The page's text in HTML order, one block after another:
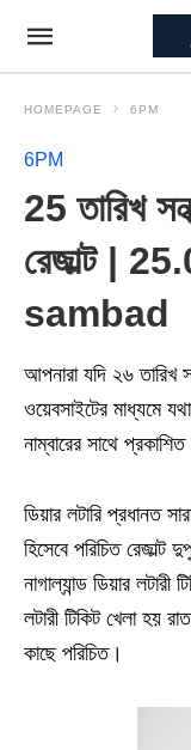
HOMEPAGE 6PM
6PM
25 তারিখ
রেজাল্ট |
sambad
আপনারা যদি ২৬ তারিখ
ওয়েবসাইটের মাধ্যমে
নাম্বারের সাথে
ডিয়ার লটারি প্রধানত
হিসেবে পরিচিত
নাগাল্যান্ড ডিয়ার
লটারী টিকিট খেলা হয়
কাছে পরিচিত।